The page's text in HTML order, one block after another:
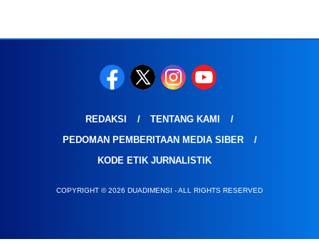
REDAKSI
TENTANG KAMI
PEDOMAN PEMBERITAAN MEDIA SIBER
KODE ETIK JURNALISTIK
COPYRIGHT © 2026 DUADIMENSI - ALL RIGHTS RESERVED